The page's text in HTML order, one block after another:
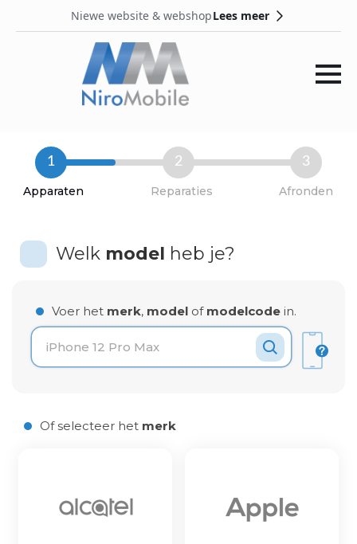
Niewe website & webshopLees meer
1
Apparaten
2
Reparaties
3
Afronden
Welk model heb je?
Voer het merk, model of modelcode in.
Of selecteer het merk